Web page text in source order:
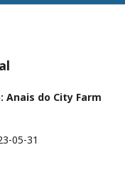
Anais do City Farm
05-31